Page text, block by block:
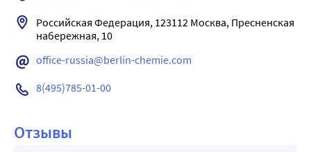
Российская Федерация, 123112 Москва, Пресненская
office-russia@berlin-chemie.com
8(495)785-01-00
Отзывы